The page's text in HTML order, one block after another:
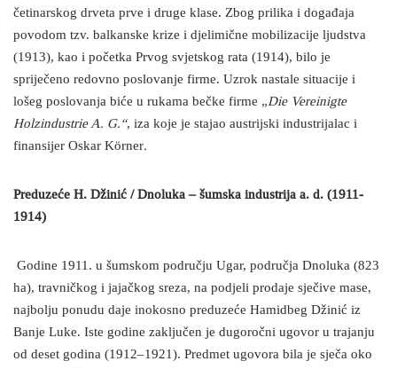
četinarskog drveta prve i druge klase. Zbog prilika i događaja
povodom tzv. balkanske krize i djelimične mobilizacije ljudstva
(1913), kao i početka Prvog svjetskog rata (1914), bilo je
spriječeno redovno poslovanje firme. Uzrok nastale situacije i
lošeg poslovanja biće u rukama bečke firme „Die Vereinigte
Holzindustrie A. G.“, iza koje je stajao austrijski industrijalac i
finansijer Oskar Körner.
Preduzeće H. Džinić / Dnoluka – šumska industrija a. d. (1911-
1914)
Godine 1911. u šumskom području Ugar, područja Dnoluka (823
ha), travničkog i jajačkog sreza, na podjeli prodaje sječive mase,
najbolju ponudu daje inokosno preduzeće Hamidbeg Džinić iz
Banje Luke. Iste godine zaključen je dugoročni ugovor u trajanju
od deset godina (1912–1921). Predmet ugovora bila je sječa oko